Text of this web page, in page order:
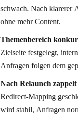
schwach. Nach klarerer
ohne mehr Content.
Themenbereich
Zielseite festgelegt,
Anfragen folgen dem
Nach Relaunch
Redirect‑Mapping
wird stabil, Anfragen